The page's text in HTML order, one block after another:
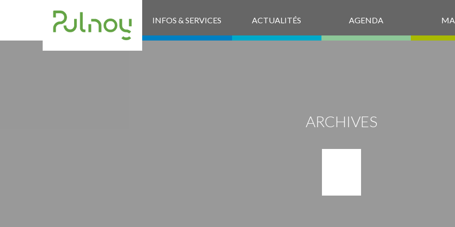
INFOS & SERVICES ACTUALITÉS AGENDA
ARCHIVES